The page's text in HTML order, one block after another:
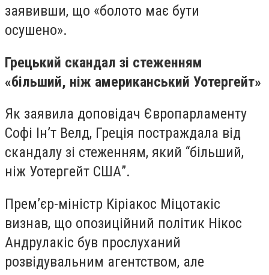
заявивши, що «болото має бути
осушено».
Грецький скандал зі стеженням
«більший, ніж американський Уотергейт»
Як заявила доповідач Європарламенту
Софі Ін’т Велд, Греція постраждала від
скандалу зі стеженням, який “більший,
ніж Уотергейт США”.
Прем’єр-міністр Кіріакос Міцотакіс
визнав, що опозиційний політик Нікос
Андрулакіс був прослуханий
розвідувальним агентством, але